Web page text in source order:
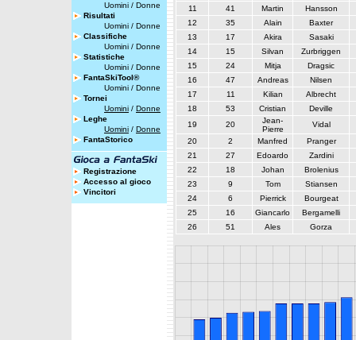
Uomini / Donne
Risultati
Uomini / Donne
Classifiche
Uomini / Donne
Statistiche
Uomini / Donne
FantaSkiTool®
Uomini / Donne
Tornei
Uomini / Donne
Leghe
Uomini / Donne
FantaStorico
Registrazione
Accesso al gioco
Vincitori
11
41 Martin
Hansson
12
35 Alain
Baxter
13
17 Akira
Sasaki
14
15 Silvan
Zurbriggen
15
24 Mitja
Dragsic
16
47 Andreas
Nilsen
17
11 Kilian
Albrecht
18
53 Cristian
Deville
19
20
Jean-
Pierre
Vidal
20
2 Manfred
Pranger
21
27 Edoardo
Zardini
22
18 Johan
Brolenius
23
9 Tom
Stiansen
24
6 Pierrick
Bourgeat
25
16 Giancarlo
Bergamelli
26
51 Ales Gorza